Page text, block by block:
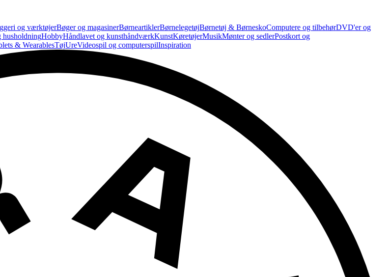
og værktøjerBøger og magasinerBørneartiklerBørnelegetøjBørnetøj & BørneskoComputere og tilbehørDVD'er og
husholdningHobbyHåndlavet og kunsthåndværkKunstKøretøjerMusikMønter og sedlerPostkort og
& WearablesTøjUreVideospil og computerspilInspiration